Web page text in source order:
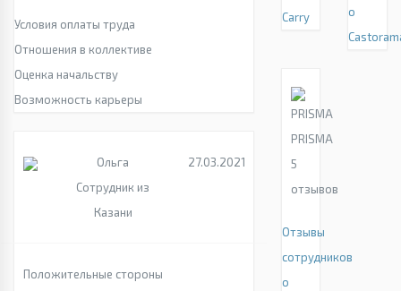
Условия оплаты труда
Отношения в коллективе
Оценка начальству
Возможность карьеры
Ольга
Сотрудник из
Казани
27.03.2021
Положительные стороны
Carry
о
PRISMA
5
отзывов
Отзывы
сотрудников
о